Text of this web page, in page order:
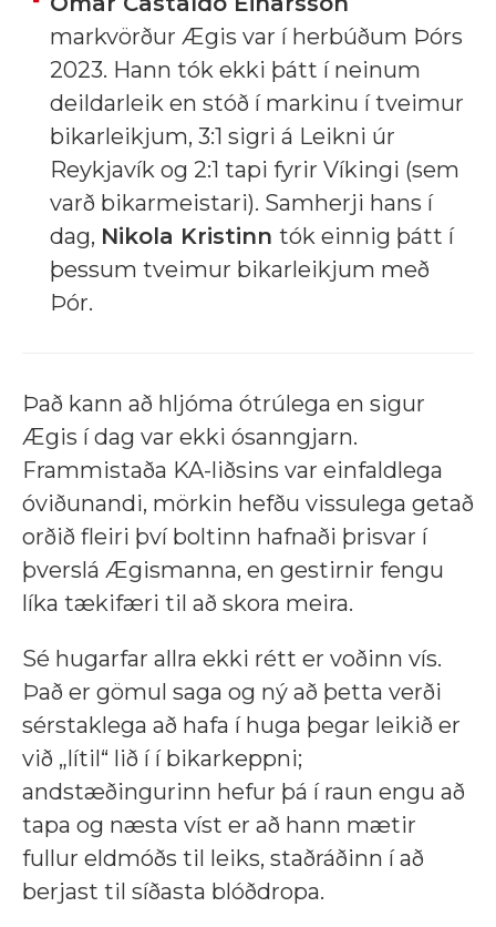
markvörður Ægis var í herbúðum Þórs
2023. Hann tók ekki þátt í neinum
deildarleik en stóð í markinu í tveimur
bikarleikjum, 3:1 sigri á Leikni úr
Reykjavík og 2:1 tapi fyrir Víkingi (sem
varð bikarmeistari). Samherji hans í
dag, Nikola Kristinn tók einnig þátt í
þessum tveimur bikarleikjum með
Þór.
Það kann að hljóma ótrúlega en sigur
Ægis í dag var ekki ósanngjarn.
Frammistaða KA-liðsins var einfaldlega
óviðunandi, mörkin hefðu vissulega getað
orðið fleiri því boltinn hafnaði þrisvar í
þverslá Ægismanna, en gestirnir fengu
líka tækifæri til að skora meira.
Sé hugarfar allra ekki rétt er voðinn vís.
Það er gömul saga og ný að þetta verði
sérstaklega að hafa í huga þegar leikið er
við „lítil“ lið í í bikarkeppni;
andstæðingurinn hefur þá í raun engu að
tapa og næsta víst er að hann mætir
fullur eldmóðs til leiks, staðráðinn í að
berjast til síðasta blóðdropa.